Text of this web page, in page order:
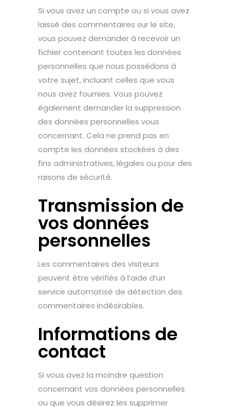
Si vous avez un compte ou si vous avez
laissé des commentaires sur le site,
vous pouvez demander à recevoir un
fichier contenant toutes les données
personnelles que nous possédons à
votre sujet, incluant celles que vous
nous avez fournies. Vous pouvez
également demander la suppression
des données personnelles vous
concernant. Cela ne prend pas en
compte les données stockées à des
fins administratives, légales ou pour des
raisons de sécurité.
Transmission de
vos données
personnelles
Les commentaires des visiteurs
peuvent être vérifiés à l’aide d’un
service automatisé de détection des
commentaires indésirables.
Informations de
contact
Si vous avez la moindre question
concernant vos données personnelles
ou que vous désirez les supprimer